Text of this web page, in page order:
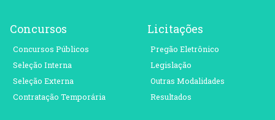
Concursos
Concursos Públicos
Seleção Interna
Seleção Externa
Contratação Temporária
Licitações
Pregão Eletrônico
Legislação
Outras Modalidades
Resultados